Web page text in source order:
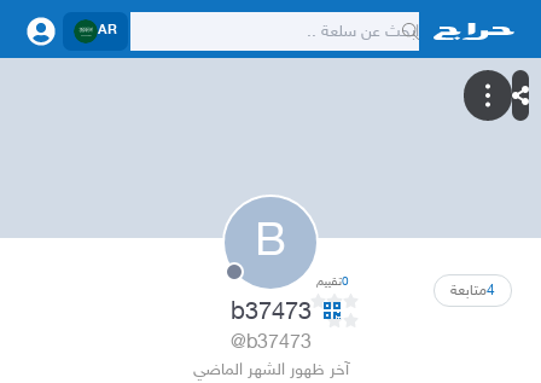
AR
B
4متابعة 0تقييم
b37473
@b37473
آخر ظهور الشهر الماضي